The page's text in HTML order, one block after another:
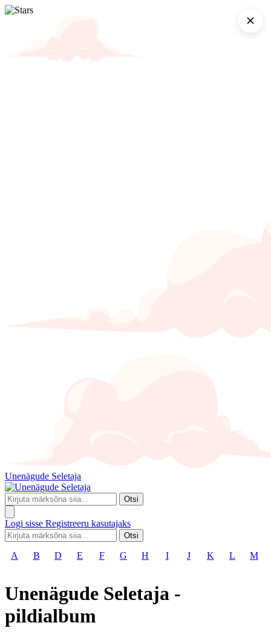
Unenägude Seletaja
Otsi
Logi sisse Registreeru kasutajaks
Otsi
A B D E F G H I J K L M
Unenägude Seletaja -
pildialbum